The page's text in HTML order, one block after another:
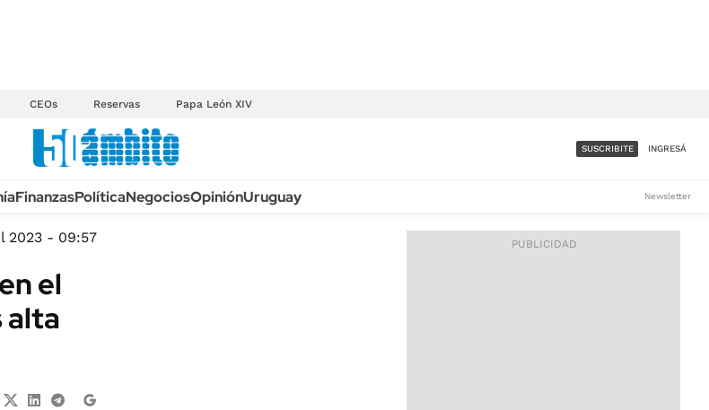
CEOs Reservas Papa León XIV
GENERAL
ACCESO FULL - $1.800/MES
SUSCRIBITE INGRESÁ
FinanzasPolíticaNegociosOpiniónUruguay Newsletter
2023 - 09:57
el
alta